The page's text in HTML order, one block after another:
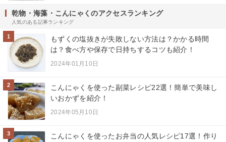
乾物・海藻・こんにゃくのアクセスランキング
人気のある記事ランキング
1
もずくの塩抜きが失敗しない方法は？かかる時間
は？食べ方や保存で日持ちするコツも紹介！
2024年01月10日
2
こんにゃくを使った副菜レシピ22選！簡単で美味し
いおかずを紹介！
2024年05月10日
3
こんにゃくを使ったお弁当の人気レシピ17選！作り